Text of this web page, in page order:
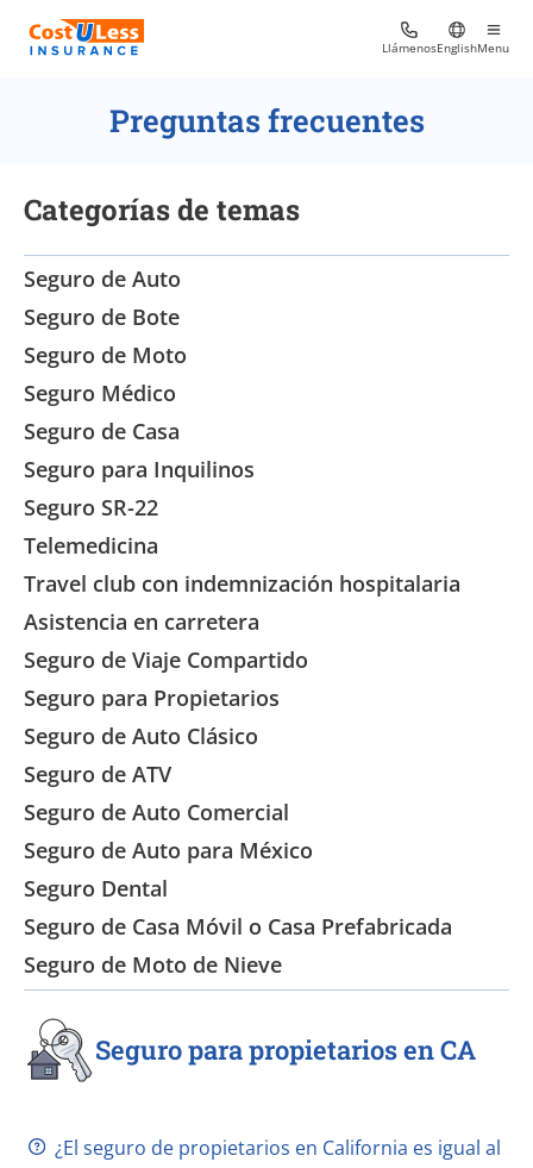
LlámenosEnglishMenu
Preguntas frecuentes
Categorías de temas
Seguro de Auto
Seguro de Bote
Seguro de Moto
Seguro Médico
Seguro de Casa
Seguro para Inquilinos
Seguro SR-22
Telemedicina
Travel club con indemnización hospitalaria
Asistencia en carretera
Seguro de Viaje Compartido
Seguro para Propietarios
Seguro de Auto Clásico
Seguro de ATV
Seguro de Auto Comercial
Seguro de Auto para México
Seguro Dental
Seguro de Casa Móvil o Casa Prefabricada
Seguro de Moto de Nieve
Seguro para propietarios en CA
¿El seguro de propietarios en California es igual al